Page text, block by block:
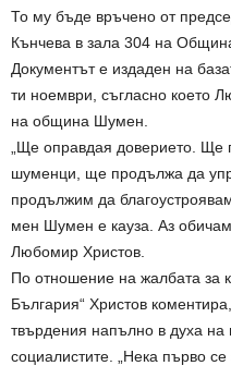
То му бъде връчено от
Кънчева в зала 304 на
Документът е издаден на
ти ноември, съгласно което
на община Шумен.
„Ще оправдая доверието. Ще
шуменци, ще продължа да
продължим да
мен Шумен е кауза. Аз
Любомир Христов.
По отношение на жалбата за
България“ Христов
твърдения напълно в духа
социалистите. „Нека първо